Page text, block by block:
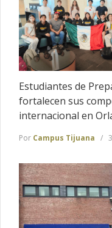
Estudiantes de
fortalecen sus
internacional en
Por Campus Tijuana